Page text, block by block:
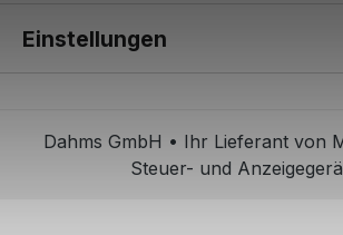
Einstellungen
Dahms GmbH • Ihr Lieferant von
Steuer- und